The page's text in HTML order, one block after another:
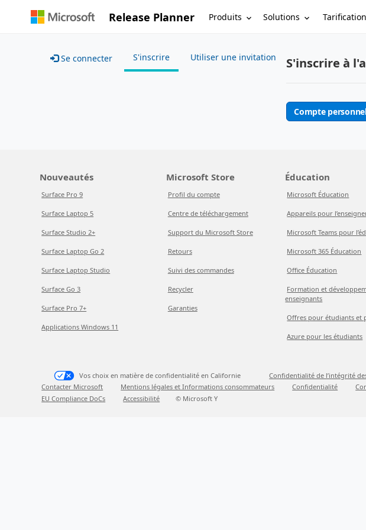
Release Planner Produits Solutions Tarification
Se connecter S'inscrire Utiliser une invitation S'inscrire à
Compte
Nouveautés
Surface Pro 9
Surface Laptop 5
Surface Studio 2+
Surface Laptop Go 2
Surface Laptop Studio
Surface Go 3
Surface Pro 7+
Applications Windows 11
Microsoft Store
Profil du compte
Centre de téléchargement
Support du Microsoft Store
Retours
Suivi des commandes
Recycler
Garanties
Éducation
Microsoft Éducation
Appareils pour
Microsoft Teams pour
Microsoft 365 Éducation
Office Éducation
Formation et
enseignants
Offres pour étudiants et
Azure pour les étudiants
Vos choix en matière de confidentialité en Californie
Confidentialité de l’intégrité
Contacter Microsoft
Mentions légales et Informations consommateurs Confidentialité
EU Compliance DoCs
Accessibilité © Microsoft Y